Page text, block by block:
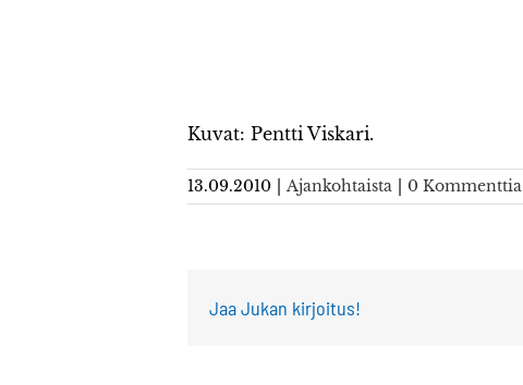
Kuvat: Pentti Viskari.
13.09.2010 Ajankohtaista 0 Kommenttia
Jaa Jukan kirjoitus!